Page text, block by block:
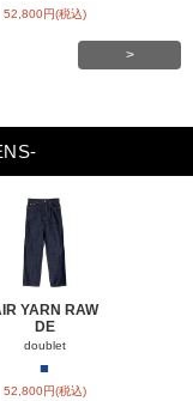
52,800円(税込)
>
YARN RAW
DE
doublet
■
52,800円(税込)